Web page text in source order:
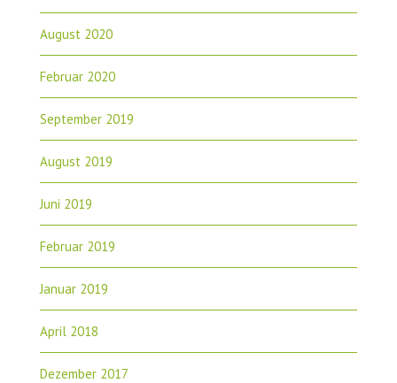
August 2020
Februar 2020
September 2019
August 2019
Juni 2019
Februar 2019
Januar 2019
April 2018
Dezember 2017